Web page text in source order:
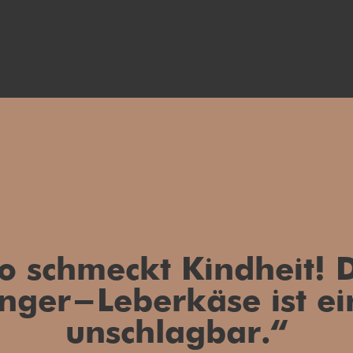
schmeckt Kindheit!
Leberkäse ist
unschlagbar.“